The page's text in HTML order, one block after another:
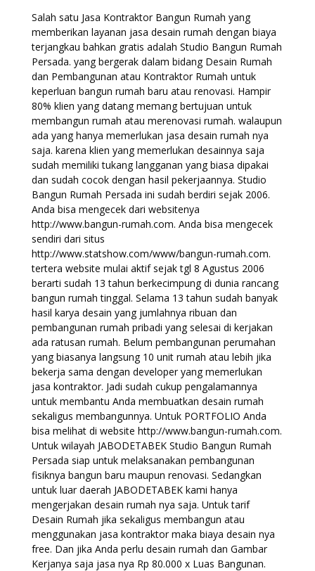
Salah satu Jasa Kontraktor Bangun Rumah yang
memberikan layanan jasa desain rumah dengan biaya
terjangkau bahkan gratis adalah Studio Bangun Rumah
Persada. yang bergerak dalam bidang Desain Rumah
dan Pembangunan atau Kontraktor Rumah untuk
keperluan bangun rumah baru atau renovasi. Hampir
80% klien yang datang memang bertujuan untuk
membangun rumah atau merenovasi rumah. walaupun
ada yang hanya memerlukan jasa desain rumah nya
saja. karena klien yang memerlukan desainnya saja
sudah memiliki tukang langganan yang biasa dipakai
dan sudah cocok dengan hasil pekerjaannya. Studio
Bangun Rumah Persada ini sudah berdiri sejak 2006.
Anda bisa mengecek dari websitenya
http://www.bangun-rumah.com. Anda bisa mengecek
sendiri dari situs
http://www.statshow.com/www/bangun-rumah.com.
tertera website mulai aktif sejak tgl 8 Agustus 2006
berarti sudah 13 tahun berkecimpung di dunia rancang
bangun rumah tinggal. Selama 13 tahun sudah banyak
hasil karya desain yang jumlahnya ribuan dan
pembangunan rumah pribadi yang selesai di kerjakan
ada ratusan rumah. Belum pembangunan perumahan
yang biasanya langsung 10 unit rumah atau lebih jika
bekerja sama dengan developer yang memerlukan
jasa kontraktor. Jadi sudah cukup pengalamannya
untuk membantu Anda membuatkan desain rumah
sekaligus membangunnya. Untuk PORTFOLIO Anda
bisa melihat di website http://www.bangun-rumah.com.
Untuk wilayah JABODETABEK Studio Bangun Rumah
Persada siap untuk melaksanakan pembangunan
fisiknya bangun baru maupun renovasi. Sedangkan
untuk luar daerah JABODETABEK kami hanya
mengerjakan desain rumah nya saja. Untuk tarif
Desain Rumah jika sekaligus membangun atau
menggunakan jasa kontraktor maka biaya desain nya
free. Dan jika Anda perlu desain rumah dan Gambar
Kerjanya saja jasa nya Rp 80.000 x Luas Bangunan.